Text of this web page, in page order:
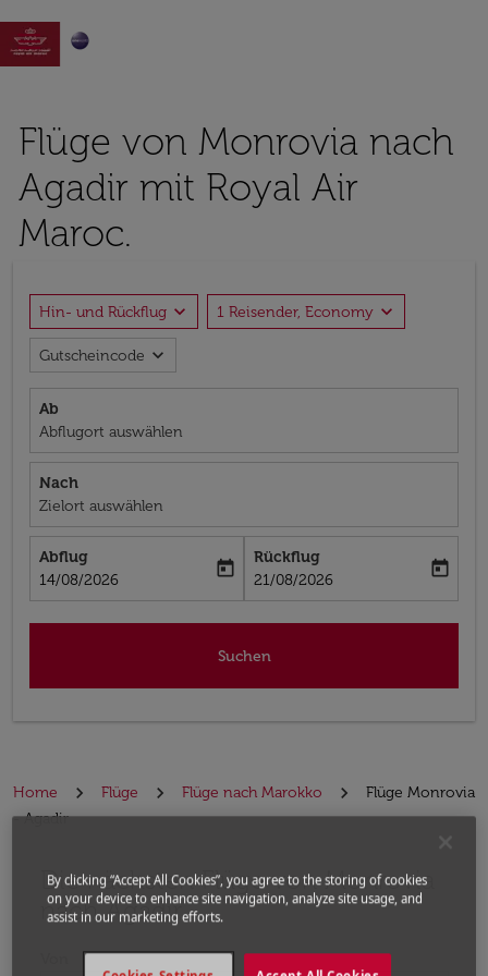

Flüge von Monrovia nach
Agadir mit Royal Air
Maroc.
Hin- und Rückflug expand_more 1 Reisender, Economy expand_more
Gutscheincode expand_more
Ab
Abflugort auswählen
Nach
Zielort auswählen
Abflug
fc-booking-departure-date-aria-label
14/08/2026
today
Rückflug
fc-booking-return-date-aria-label
21/08/2026
today
Suchen
Home Flüge Flüge nach Marokko
Flüge Monrovia
- Agadir
Die nächsten Flüge von Monrovia
nach Agadir
Bitte ändern Sie Ihre gewünschte Route (Abflugort
By clicking “Accept All Cookies”, you agree to the storing of cookies
on your device to enhance site navigation, analyze site usage, and
assist in our marketing efforts.